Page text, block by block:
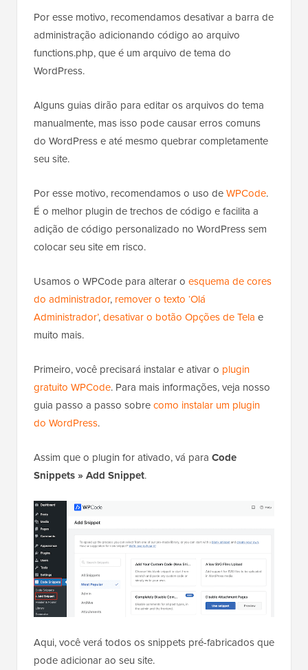
Por esse motivo, recomendamos desativar a barra de
administração adicionando código ao arquivo
functions.php, que é um arquivo de tema do
WordPress.
Alguns guias dirão para editar os arquivos do tema
manualmente, mas isso pode causar erros comuns
do WordPress e até mesmo quebrar completamente
seu site.
Por esse motivo, recomendamos o uso deWPCode.
É o melhor plugin de trechos de código e facilita a
adição de código personalizado no WordPress sem
colocar seu site em risco.
Usamos o WPCode para alterar o esquema de cores
do administrador, remover o texto ‘Olá
Administrador’,desativar o botão Opções de Tela e
muito mais.
Primeiro, você precisará instalar e ativar o plugin
gratuito WPCode. Para mais informações, veja nosso
guia passo a passo sobrecomo instalar um plugin
do WordPress.
Assim que o plugin for ativado, vá para Code
Snippets » Add Snippet.
Aqui, você verá todos os snippets pré-fabricados que
pode adicionar ao seu site.